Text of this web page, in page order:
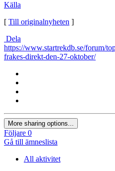
Källa
[ Till originalnyheten ]
Dela
https://www.startrekdb.se/forum/
frakes-direkt-den-27-oktober/
More sharing options...
Följare 0
Gå till ämneslista
All aktivitet